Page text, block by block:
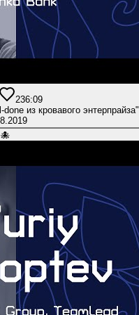
236:09
из кровавого
🐙